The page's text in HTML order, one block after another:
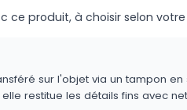
produit, à choisir selon
sur l'objet via un tampon
restitue les détails fins avec